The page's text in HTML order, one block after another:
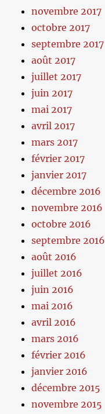
novembre 2017
octobre 2017
septembre 2017
août 2017
juillet 2017
juin 2017
mai 2017
avril 2017
mars 2017
février 2017
janvier 2017
décembre 2016
novembre 2016
octobre 2016
septembre 2016
août 2016
juillet 2016
juin 2016
mai 2016
avril 2016
mars 2016
février 2016
janvier 2016
décembre 2015
novembre 2015